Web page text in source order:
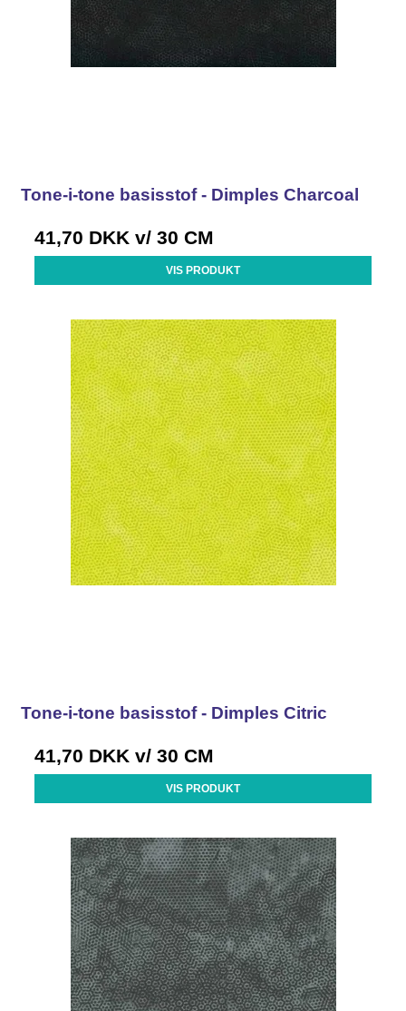
Tone-i-tone basisstof - Dimples Charcoal
41,70 DKK v/ 30 CM
VIS PRODUKT
Tone-i-tone basisstof - Dimples Citric
41,70 DKK v/ 30 CM
VIS PRODUKT